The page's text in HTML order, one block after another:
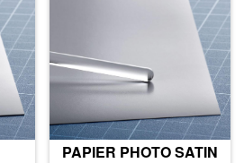
PAPIER PHOTO SATIN